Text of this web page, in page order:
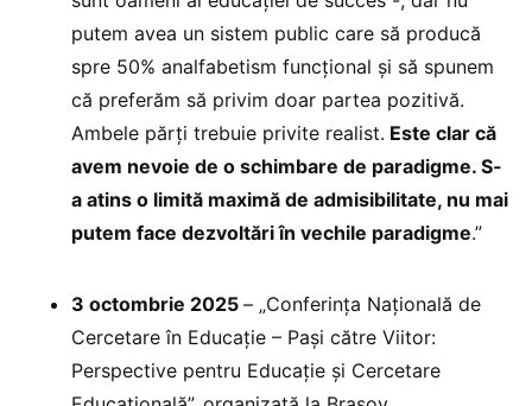
putem avea un sistem public care să producă
spre 50% analfabetism funcțional și să spunem
că preferăm să privim doar partea pozitivă.
Ambele părți trebuie privite realist. Este clar că
avem nevoie de o schimbare de paradigme. S-
a atins o limită maximă de admisibilitate, nu mai
putem face dezvoltări în vechile paradigme.”
3 octombrie 2025 – „Conferința Națională de
Cercetare în Educație – Pași către Viitor:
Perspective pentru Educație și Cercetare